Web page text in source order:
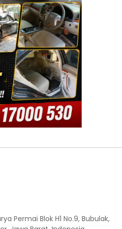
Permai Blok H1 No.9, Bubulak,